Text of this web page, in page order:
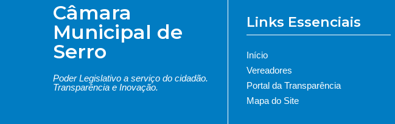
Câmara
Municipal de
Serro
Poder Legislativo a serviço do cidadão.
Transparência e Inovação.
Links Essenciais
Início
Vereadores
Portal da Transparência
Mapa do Site